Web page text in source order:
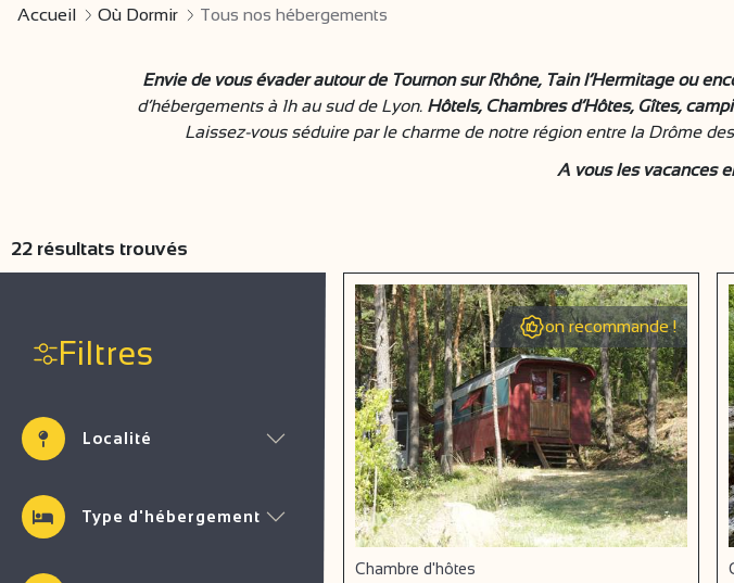
Accueil Où Dormir Tous nos hébergements
Envie de vous évader autour de Tournon sur Rhône, Tain l’Hermitage ou
d’hébergements à 1h au sud de Lyon. Hôtels, Chambres d’Hôtes, Gîtes,
Laissez-vous séduire par le charme de notre région entre la Drôme
A vous les vacances
Filtres
Localité
Type d'hébergement
22 résultats trouvés
on recommande !
Chambre d'hôtes